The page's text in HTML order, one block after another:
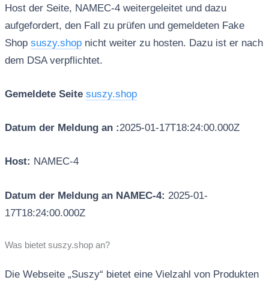
Host der Seite, NAMEC-4 weitergeleitet und dazu
aufgefordert, den Fall zu prüfen und gemeldeten Fake
Shop suszy.shopnicht weiter zu hosten. Dazu ist er nach
dem DSA verpflichtet.
Gemeldete Seite suszy.shop
Datum der Meldung an :2025-01-17T18:24:00.000Z
Host: NAMEC-4
Datum der Meldung an NAMEC-4: 2025-01-
17T18:24:00.000Z
Was bietet suszy.shop an?
Die Webseite „Suszy“ bietet eine Vielzahl von Produkten